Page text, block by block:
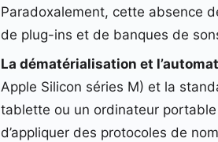
Paradoxalement, cette absence
de plug-ins et de banques de
La dématérialisation et
Apple Silicon séries M) et la
tablette ou un ordinateur
d’appliquer des protocoles de